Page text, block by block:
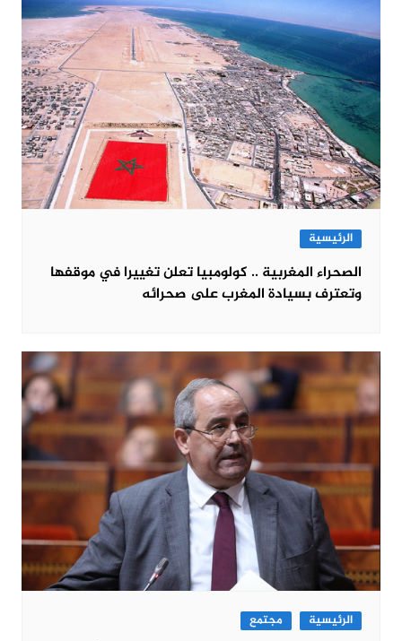
الرئيسية
الصحراء المغربية .. كولومبيا تعلن تغييرا في موقفها
وتعترف بسيادة المغرب على صحرائه
الرئيسية مجتمع